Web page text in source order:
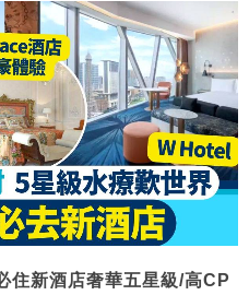
住新酒店奢華五星級/高CP